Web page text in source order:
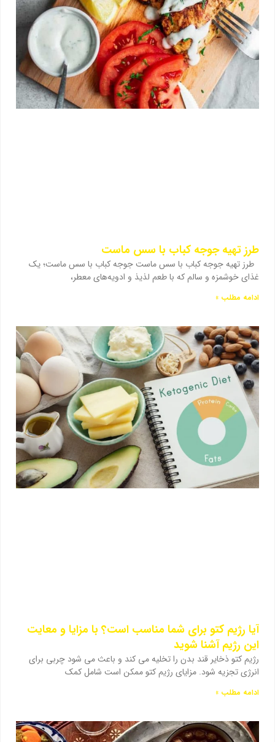
طرز تهیه جوجه کباب با سس ماست
طرز تهیه جوجه کباب با سس ماست جوجه کباب با سس ماست؛ یک
غذای خوشمزه و سالم که با طعم لذیذ و ادویه‌های معطر،
ادامه مطلب »
آیا رژیم کتو برای شما مناسب است؟ با مزایا و معایت
این رژیم آشنا شوید
رژیم کتو ذخایر قند بدن را تخلیه می کند و باعث می شود چربی برای
انرژی تجزیه شود. مزایای رژیم کتو ممکن است شامل کمک
ادامه مطلب »